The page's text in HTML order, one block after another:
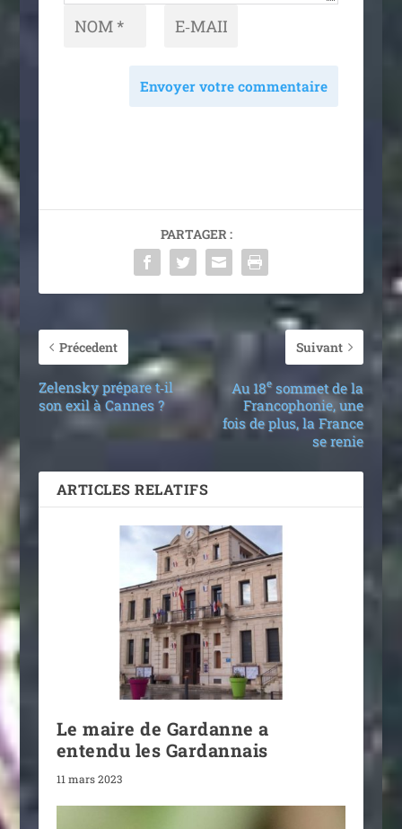
Envoyer votre commentaire
PARTAGER :
Précedent
Zelensky prépare t‑il
son exil à Cannes ?
Suivant
Au 18esommet de la
Francophonie, une
fois de plus, la France
se renie
ARTICLES RELATIFS
Le maire de Gardanne a
entendu les Gardannais
11 mars 2023